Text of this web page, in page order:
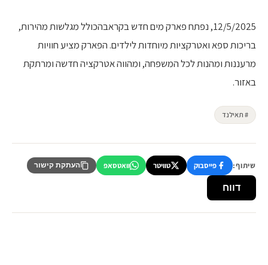
12/5/2025, נפתח פארק מים חדש בקראבהכולל מגלשות מהירות,
בריכות ספא ואטרקציות מיוחדות לילדים. הפארק מציע חוויות
מרעננות ומהנות לכל המשפחה, ומהווה אטרקציה חדשה ומרתקת
באזור.
# תאילנד
שיתוף: פייסבוק טוויטר וואטסאפ העתקת קישור
דווח